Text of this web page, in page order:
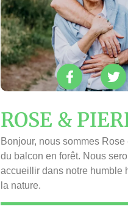
ROSE &
Bonjour, nous sommes
du balcon en forêt. Nous
accueillir dans notre humble
la nature.